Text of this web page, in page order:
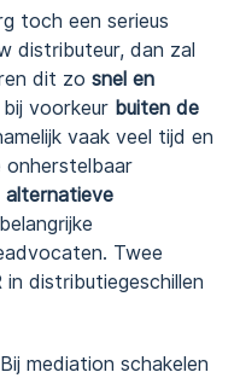
toch een serieus
distributeur, dan zal
dit zo snel en
bij voorkeur buiten de
vaak veel tijd en
onherstelbaar
alternatieve
Twee
distributiegeschillen
Bij mediation schakelen